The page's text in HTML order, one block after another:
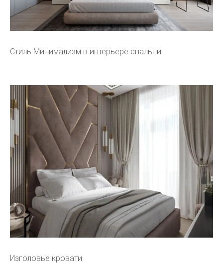
Стиль Минимализм в интерьере спальни
Изголовье кровати